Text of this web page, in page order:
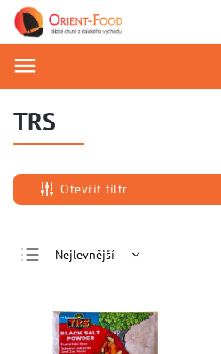
TRS
Otevřít filtr
Nejlevnější
Nejprodávanější
Abecedně